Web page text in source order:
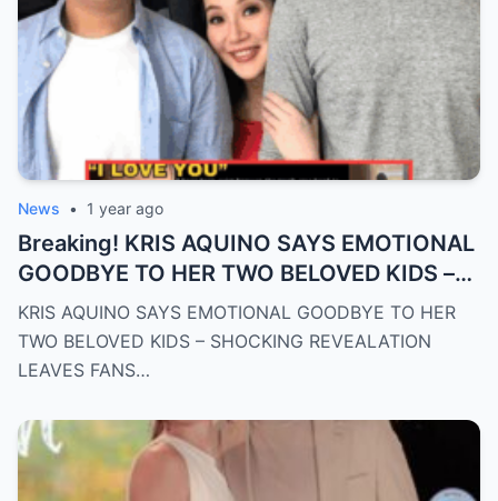
News • 1 year ago
Breaking! KRIS AQUINO SAYS EMOTIONAL
GOODBYE TO HER TWO BELOVED KIDS –
SH0CKING REVEALATION LEAVES FANS
HEARTBROKEN!
KRIS AQUINO SAYS EMOTIONAL GOODBYE TO HER
TWO BELOVED KIDS – SHOCKING REVEALATION
LEAVES FANS…